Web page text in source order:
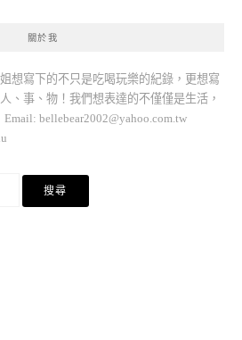
關於我
想寫下的不只是吃喝玩樂的紀錄，更想寫
、事、物！我們想表達的不僅僅是生活，
bellebear2002@yahoo.com.tw